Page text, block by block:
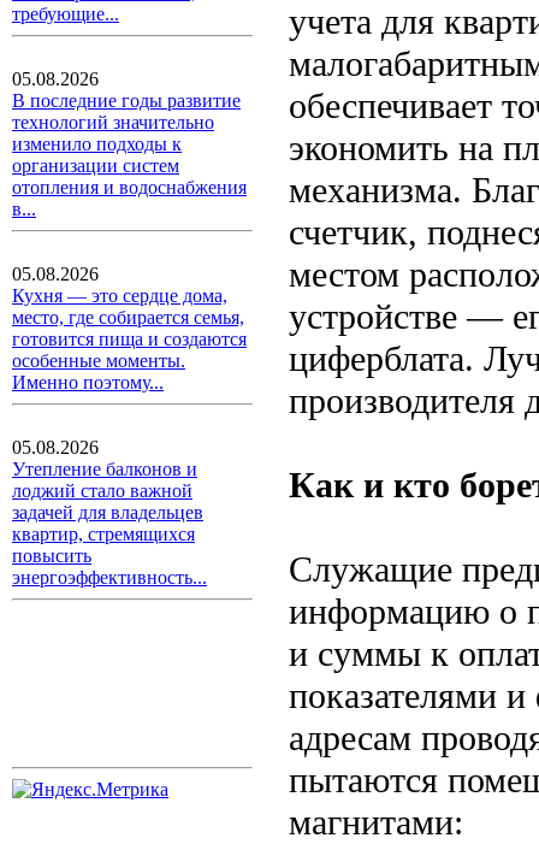
требующие...
05.08.2026
В последние годы развитие
технологий значительно
изменило подходы к
организации систем
отопления и водоснабжения
в...
05.08.2026
Кухня — это сердце дома,
место, где собирается семья,
готовится пища и создаются
особенные моменты.
Именно поэтому...
05.08.2026
Утепление балконов и
лоджий стало важной
задачей для владельцев
квартир, стремящихся
повысить
энергоэффективность...
учета для
обеспечивает
экономить на
механизма.
счетчик,
местом
устройстве —
циферблата.
производителя
Как и кто
Служащие
информацию о
и суммы к
показателями
адресам
пытаются
магнитами: